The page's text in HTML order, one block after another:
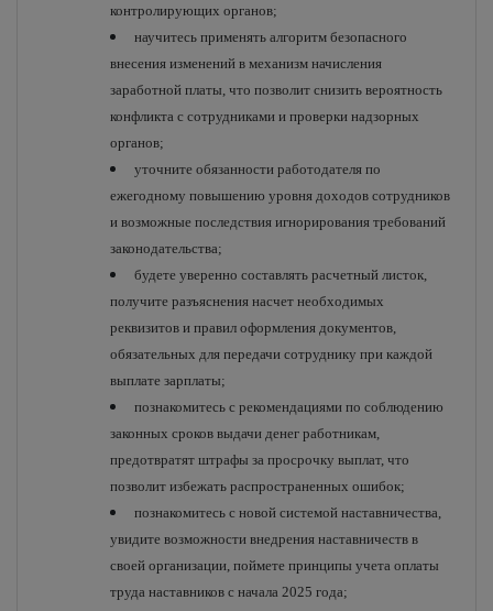
контролирующих органов;
научитесь применять алгоритм безопасного
внесения изменений в механизм начисления
заработной платы, что позволит снизить вероятность
конфликта с сотрудниками и проверки надзорных
органов;
уточните обязанности работодателя по
ежегодному повышению уровня доходов сотрудников
и возможные последствия игнорирования требований
законодательства;
будете уверенно составлять расчетный листок,
получите разъяснения насчет необходимых
реквизитов и правил оформления документов,
обязательных для передачи сотруднику при каждой
выплате зарплаты;
познакомитесь с рекомендациями по соблюдению
законных сроков выдачи денег работникам,
предотвратят штрафы за просрочку выплат, что
позволит избежать распространенных ошибок;
познакомитесь с новой системой наставничества,
увидите возможности внедрения наставничеств в
своей организации, поймете принципы учета оплаты
труда наставников с начала 2025 года;